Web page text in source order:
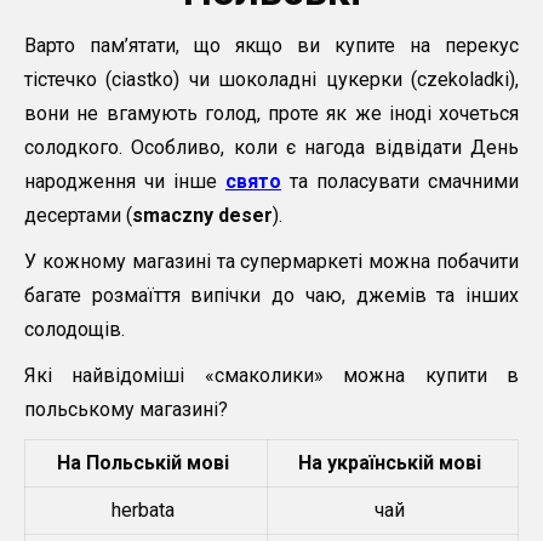
Варто пам’ятати, що якщо ви купите на перекус
тістечко (ciastko) чи шоколадні цукерки (czekoladki),
вони не вгамують голод, проте як же іноді хочеться
солодкого. Особливо, коли є нагода відвідати День
народження чи інше свято та поласувати смачними
десертами (smaczny deser).
У кожному магазині та супермаркеті можна побачити
багате розмаїття випічки до чаю, джемів та інших
солодощів.
Які найвідоміші «смаколики» можна купити в
польському магазині?
На Польській мові На українській мові
herbata чай